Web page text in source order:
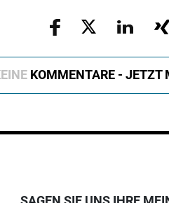
KOMMENTARE - JETZT